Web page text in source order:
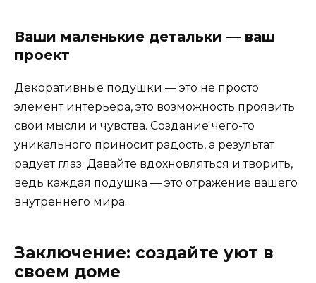
Ваши маленькие детальки — ваш
проект
Декоративные подушки — это не просто
элемент интерьера, это возможность проявить
свои мысли и чувства. Создание чего-то
уникального приносит радость, а результат
радует глаз. Давайте вдохновляться и творить,
ведь каждая подушка — это отражение вашего
внутреннего мира.
Заключение: создайте уют в
своем доме